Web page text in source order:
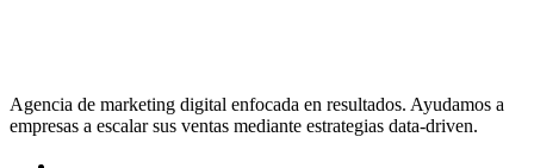
Agencia de marketing digital enfocada en resultados. Ayudamos a
empresas a escalar sus ventas mediante estrategias data-driven.